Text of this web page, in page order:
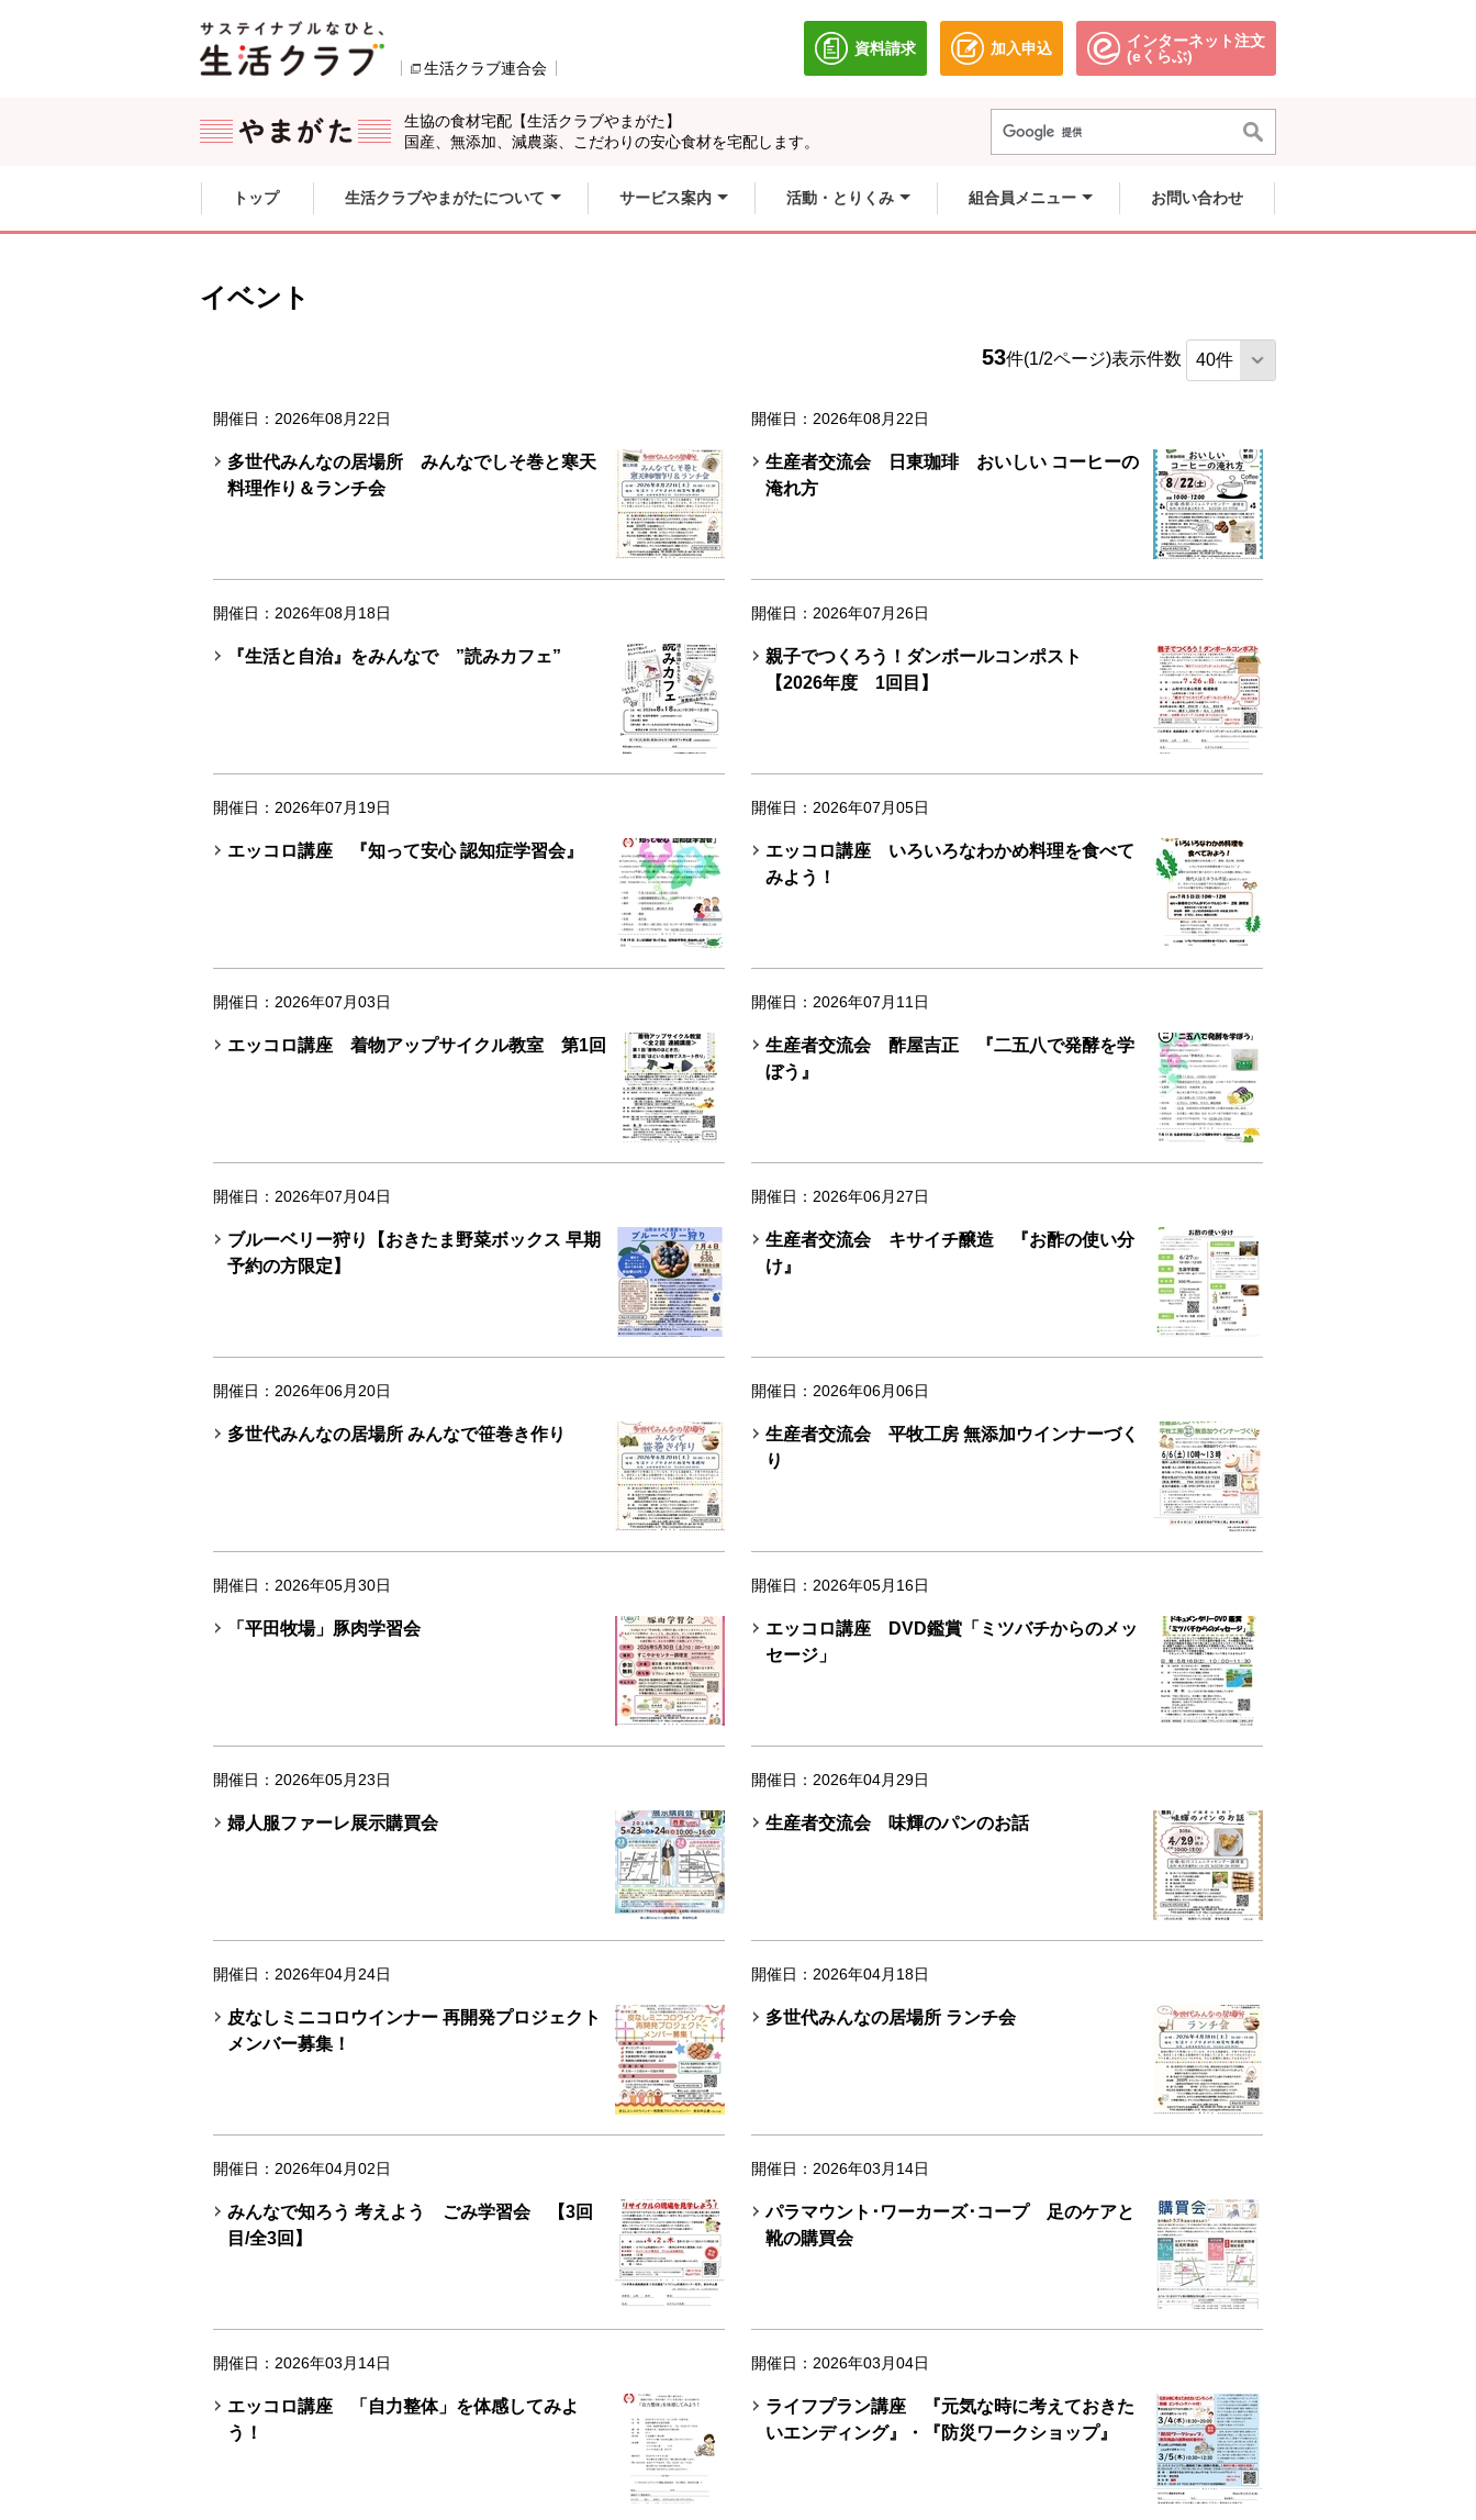
生活クラブ連合会
資料請求
別のウィンドウで開きます。
加入申込
別のウィンドウで開きます。
インターネット注文
(eくらぶ)別のウィンドウで開きます。
生協の食材宅配【生活クラブやまがた】
国産、無添加、減農薬、こだわりの安心食材を宅配します。
ここからサイト内共通メニューです。
サイト内共通メニューをスキップする
トップ 生活クラブやまがたについて サービス案内 活動・とりくみ 組合員メニュー お問い合わせ
イベント
53件(1/2ページ)表示件数
開催日：2026年08月22日
多世代みんなの居場所 みんなでしそ巻と寒天
料理作り＆ランチ会
開催日：2026年08月22日
生産者交流会 日東珈琲 おいしい コーヒーの
淹れ方
開催日：2026年08月18日
『生活と自治』をみんなで ”読みカフェ”
開催日：2026年07月26日
親子でつくろう！ダンボールコンポスト
【2026年度 1回目】
開催日：2026年07月19日
エッコロ講座 『知って安心 認知症学習会』
開催日：2026年07月05日
エッコロ講座 いろいろなわかめ料理を食べて
みよう！
開催日：2026年07月03日
エッコロ講座 着物アップサイクル教室 第1回
開催日：2026年07月11日
生産者交流会 酢屋吉正 『二五八で発酵を学
ぼう』
開催日：2026年07月04日
ブルーベリー狩り【おきたま野菜ボックス 早期
予約の方限定】
開催日：2026年06月27日
生産者交流会 キサイチ醸造 『お酢の使い分
け』
開催日：2026年06月20日
多世代みんなの居場所 みんなで笹巻き作り
開催日：2026年06月06日
生産者交流会 平牧工房 無添加ウインナーづく
り
開催日：2026年05月30日
「平田牧場」豚肉学習会
開催日：2026年05月16日
エッコロ講座 DVD鑑賞「ミツバチからのメッ
セージ」
開催日：2026年05月23日
婦人服ファーレ展示購買会
開催日：2026年04月29日
生産者交流会 味輝のパンのお話
開催日：2026年04月24日
皮なしミニコロウインナー 再開発プロジェクト
メンバー募集！
開催日：2026年04月18日
多世代みんなの居場所 ランチ会
開催日：2026年04月02日
みんなで知ろう 考えよう ごみ学習会 【3回
目/全3回】
開催日：2026年03月14日
パラマウント･ワーカーズ･コープ 足のケアと
靴の購買会
開催日：2026年03月14日
エッコロ講座 「自力整体」を体感してみよ
う！
開催日：2026年03月04日
ライフプラン講座 『元気な時に考えておきた
いエンディング』・『防災ワークショップ』